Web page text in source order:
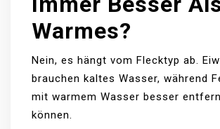
Warmes?
Nein, es hängt vom Flecktyp ab.
brauchen kaltes Wasser, während
mit warmem Wasser besser
können.